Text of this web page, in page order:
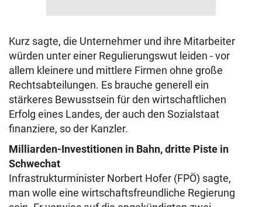
Kurz sagte, die Unternehmer und ihre Mitarbeiter
würden unter einer Regulierungswut leiden - vor
allem kleinere und mittlere Firmen ohne große
Rechtsabteilungen. Es brauche generell ein
stärkeres Bewusstsein für den wirtschaftlichen
Erfolg eines Landes, der auch den Sozialstaat
finanziere, so der Kanzler.
Milliarden-Investitionen in Bahn, dritte Piste in
Schwechat
Infrastrukturminister Norbert Hofer (FPÖ) sagte,
man wolle eine wirtschaftsfreundliche Regierung